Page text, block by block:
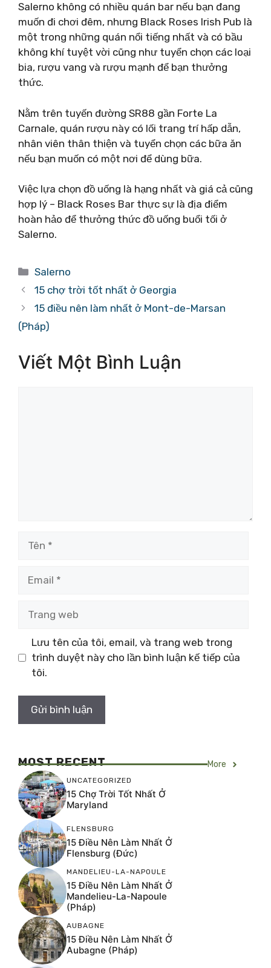
Salerno không có nhiều quán bar nếu bạn đang
muốn đi chơi đêm, nhưng Black Roses Irish Pub là
một trong những quán nổi tiếng nhất và có bầu
không khí tuyệt vời cũng như tuyển chọn các loại
bia, rượu vang và rượu mạnh để bạn thưởng
thức.
Nằm trên tuyến đường SR88 gần Forte La
Carnale, quán rượu này có lối trang trí hấp dẫn,
nhân viên thân thiện và tuyển chọn các bữa ăn
nếu bạn muốn có một nơi để dùng bữa.
Việc lựa chọn đồ uống là hạng nhất và giá cả cũng
hợp lý – Black Roses Bar thực sự là địa điểm
hoàn hảo để thưởng thức đồ uống buổi tối ở
Salerno.
Danh
mục
Salerno
15 chợ trời tốt nhất ở Georgia
15 điều nên làm nhất ở Mont-de-Marsan
(Pháp)
Viết Một Bình Luận
web
Lưu tên của tôi, email, và trang web trong
trình duyệt này cho lần bình luận kế tiếp của
tôi.
MOST RECENT More
UNCATEGORIZED
15 Chợ Trời Tốt Nhất Ở
Maryland
FLENSBURG
15 Điều Nên Làm Nhất Ở
Flensburg (Đức)
MANDELIEU-LA-NAPOULE
15 Điều Nên Làm Nhất Ở
Mandelieu-La-Napoule
(Pháp)
AUBAGNE
15 Điều Nên Làm Nhất Ở
Aubagne (Pháp)